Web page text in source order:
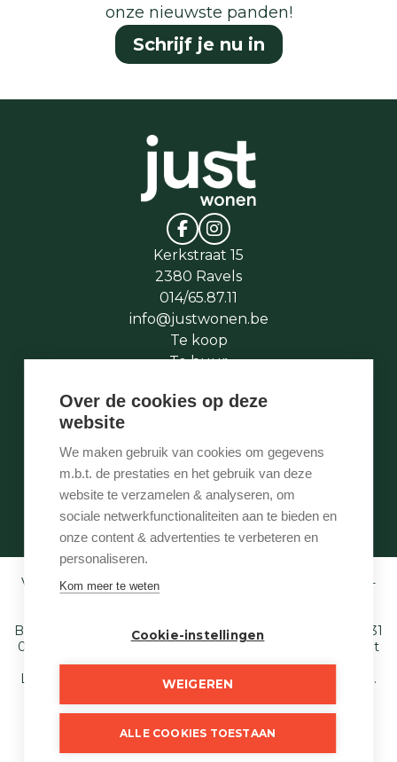
onze nieuwste panden!
Schrijf je nu in
Kerkstraat 15
2380 Ravels
014/65.87.11
info@justwonen.be
Te koop
Te huur
Stukje geschiedenis
Onze services
Contact
Te vroeg
Eigenaarslogin
Vastgoedmakelaar-bemiddelaar BIV België BIV 507.005 -
Belgium (polisnr. 730.390.160) - Derdenrekening: BE97 1431
0000 1849. Toezichthoudende autoriteit: Beroepsinstituut
van Vastgoedmakelaars,
Luxemburgstraat 16 B te 1000 Brussel - T. 02 505 38 50 E.
van het BIV.
Over de cookies op deze
website
We maken gebruik van cookies om gegevens
m.b.t. de prestaties en het gebruik van deze
website te verzamelen & analyseren, om
sociale netwerkfunctionaliteiten aan te bieden en
onze content & advertenties te verbeteren en
personaliseren.
Kom meer te weten
Cookie-instellingen
WEIGEREN
ALLE COOKIES TOESTAAN